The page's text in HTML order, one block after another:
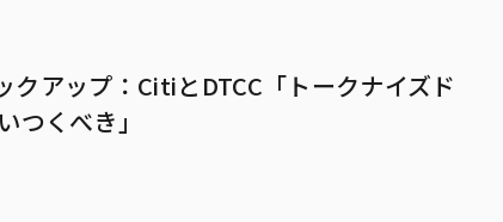
アップ：CitiとDTCC「トークナイズド
つくべき」